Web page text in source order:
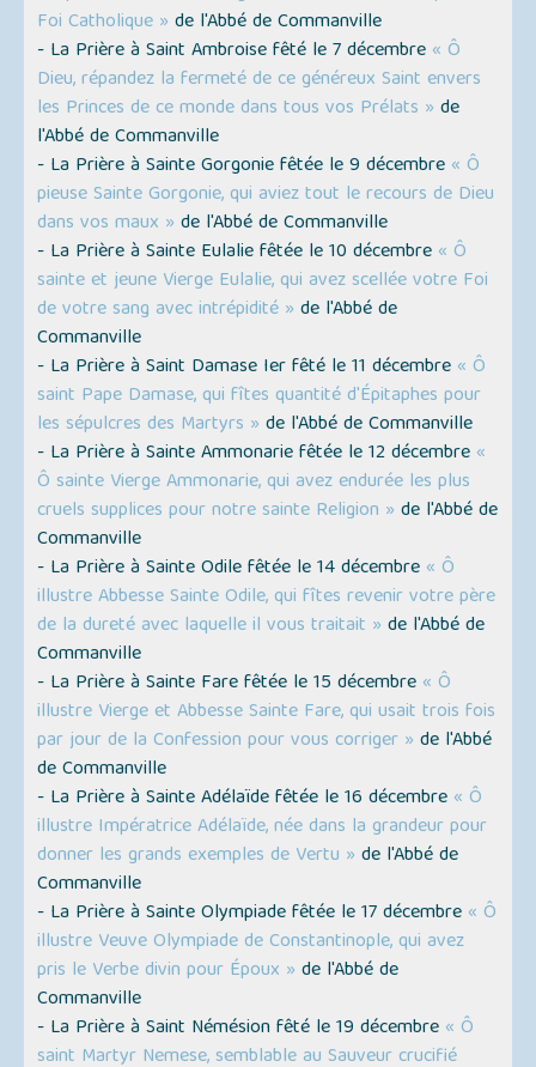
Foi Catholique » de l'Abbé de Commanville
- La Prière à Saint Ambroise fêté le 7 décembre « Ô
Dieu, répandez la fermeté de ce généreux Saint envers
les Princes de ce monde dans tous vos Prélats » de
l'Abbé de Commanville
- La Prière à Sainte Gorgonie fêtée le 9 décembre « Ô
pieuse Sainte Gorgonie, qui aviez tout le recours de Dieu
dans vos maux » de l'Abbé de Commanville
- La Prière à Sainte Eulalie fêtée le 10 décembre « Ô
sainte et jeune Vierge Eulalie, qui avez scellée votre Foi
de votre sang avec intrépidité » de l'Abbé de
Commanville
- La Prière à Saint Damase Ier fêté le 11 décembre « Ô
saint Pape Damase, qui fîtes quantité d'Épitaphes pour
les sépulcres des Martyrs » de l'Abbé de Commanville
- La Prière à Sainte Ammonarie fêtée le 12 décembre «
Ô sainte Vierge Ammonarie, qui avez endurée les plus
cruels supplices pour notre sainte Religion » de l'Abbé de
Commanville
- La Prière à Sainte Odile fêtée le 14 décembre « Ô
illustre Abbesse Sainte Odile, qui fîtes revenir votre père
de la dureté avec laquelle il vous traitait » de l'Abbé de
Commanville
- La Prière à Sainte Fare fêtée le 15 décembre « Ô
illustre Vierge et Abbesse Sainte Fare, qui usait trois fois
par jour de la Confession pour vous corriger » de l'Abbé
de Commanville
- La Prière à Sainte Adélaïde fêtée le 16 décembre « Ô
illustre Impératrice Adélaïde, née dans la grandeur pour
donner les grands exemples de Vertu » de l'Abbé de
Commanville
- La Prière à Sainte Olympiade fêtée le 17 décembre « Ô
illustre Veuve Olympiade de Constantinople, qui avez
pris le Verbe divin pour Époux » de l'Abbé de
Commanville
- La Prière à Saint Némésion fêté le 19 décembre « Ô
saint Martyr Nemese, semblable au Sauveur crucifié